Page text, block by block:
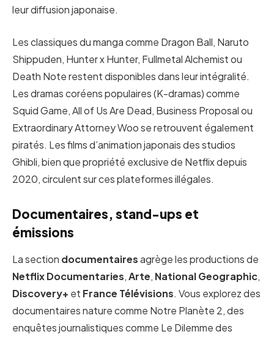
leur diffusion japonaise.
Les classiques du manga comme Dragon Ball, Naruto
Shippuden, Hunter x Hunter, Fullmetal Alchemist ou
Death Note restent disponibles dans leur intégralité.
Les dramas coréens populaires (K-dramas) comme
Squid Game, All of Us Are Dead, Business Proposal ou
Extraordinary Attorney Woo se retrouvent également
piratés. Les films d’animation japonais des studios
Ghibli, bien que propriété exclusive de Netflix depuis
2020, circulent sur ces plateformes illégales.
Documentaires, stand-ups et
émissions
La section documentairesagrège les productions de
Netflix Documentaries,Arte, National Geographic,
Discovery+ et France Télévisions. Vous explorez des
documentaires nature comme Notre Planète 2, des
enquêtes journalistiques comme Le Dilemme des